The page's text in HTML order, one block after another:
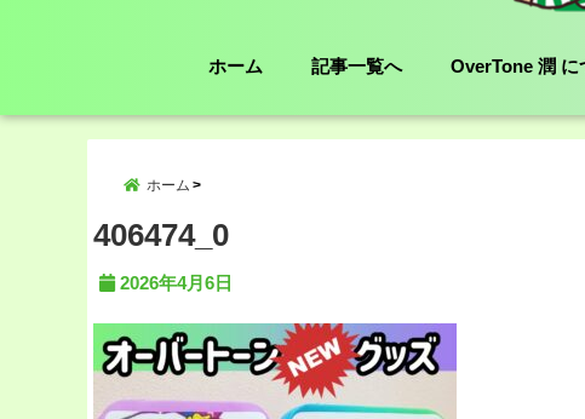
ホーム 記事一覧へ OverTone 潤 に
ホーム
406474_0
2026年4月6日